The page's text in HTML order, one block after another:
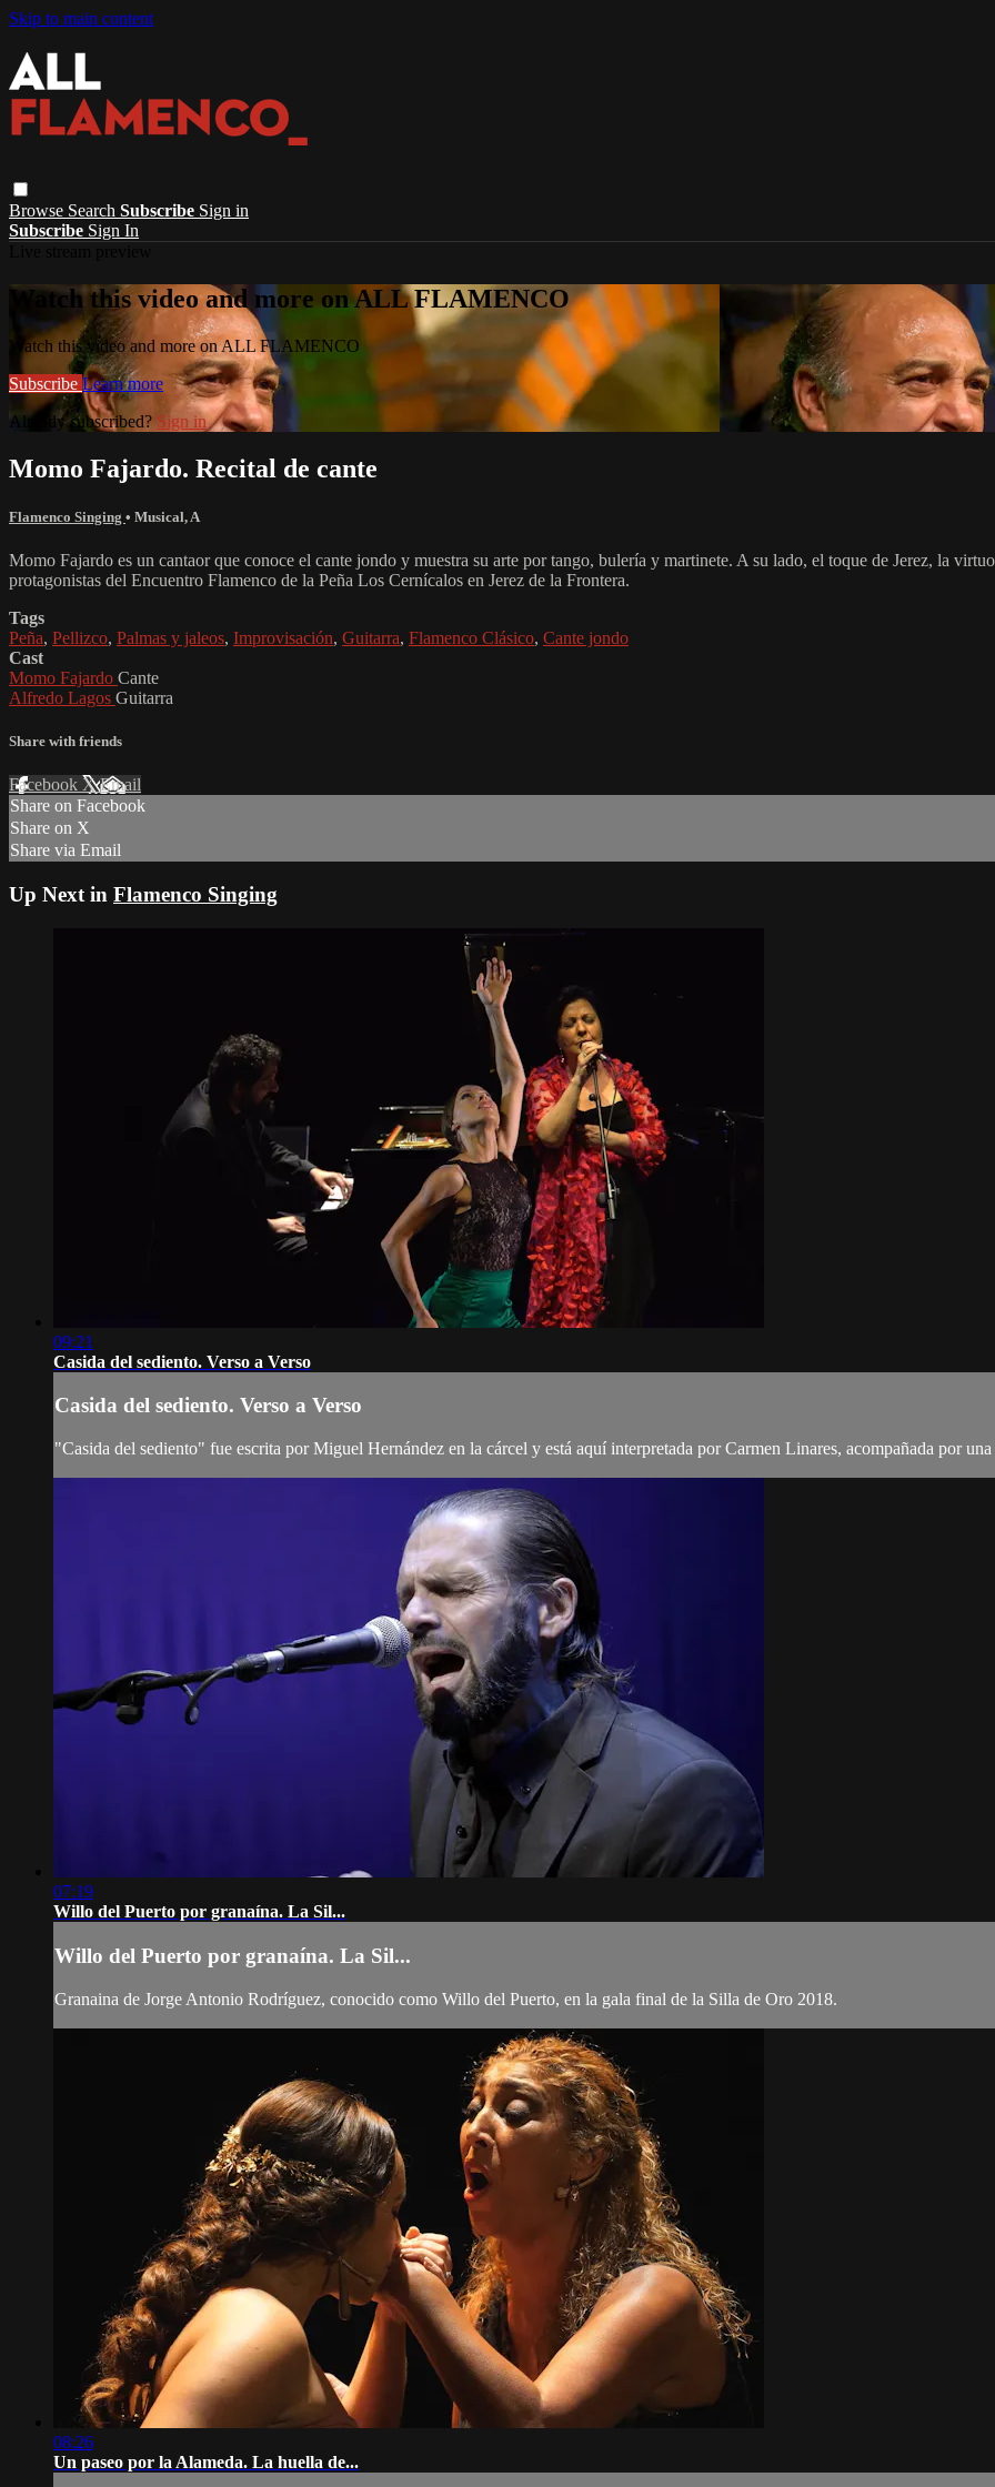
Skip to main content
Browse Search Subscribe Sign in
Subscribe Sign In
Watch this video and more on ALL FLAMENCO
Watch this video and more on ALL FLAMENCO
Subscribe Learn more
Already subscribed? Sign in
Momo Fajardo. Recital de cante
Flamenco Singing • Musical, A
Momo Fajardo es un cantaor que conoce el cante jondo y muestra su arte por tango, bulería y martinete. A su lado, el toque de Jerez, la
protagonistas del Encuentro Flamenco de la Peña Los Cernícalos en Jerez de la Frontera.
Tags
Peña, Pellizco, Palmas y jaleos, Improvisación, Guitarra, Flamenco Clásico, Cante jondo
Cast
Momo Fajardo Cante
Alfredo Lagos Guitarra
Share with friends
Facebook XEmail
Share on Facebook
Share on X
Share via Email
Up Next in Flamenco Singing
09:21
Casida del sediento. Verso a Verso
Casida del sediento. Verso a Verso
"Casida del sediento" fue escrita por Miguel Hernández en la cárcel y está aquí interpretada por Carmen Linares, acompañada por
07:19
Willo del Puerto por granaína. La Sil...
Willo del Puerto por granaína. La Sil...
Granaina de Jorge Antonio Rodríguez, conocido como Willo del Puerto, en la gala final de la Silla de Oro 2018.
08:26
Un paseo por la Alameda. La huella de...